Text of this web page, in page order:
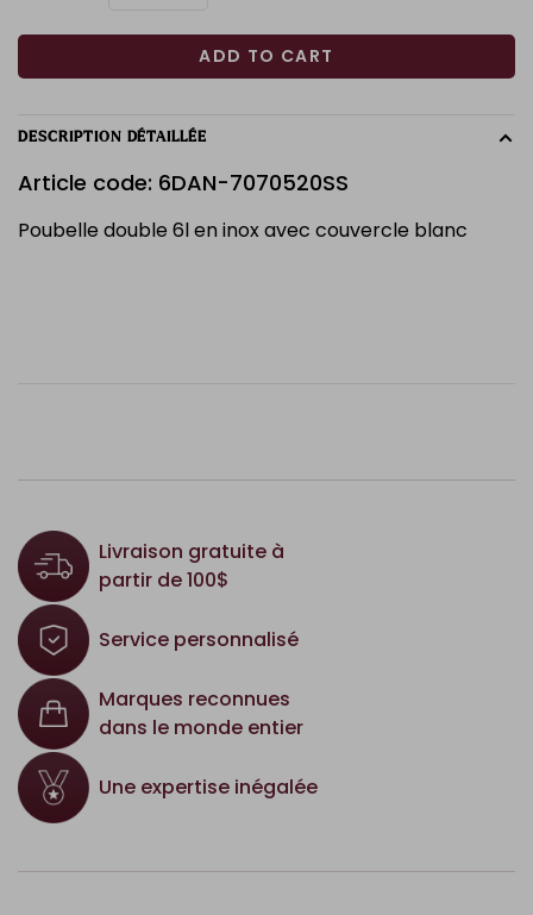
ADD TO CART
DESCRIPTION DÉTAILLÉE
Article code: 6DAN-7070520SS
Poubelle double 6l en inox avec couvercle blanc
Livraison gratuite à
partir de 100$
Service personnalisé
Marques reconnues
dans le monde entier
Une expertise inégalée